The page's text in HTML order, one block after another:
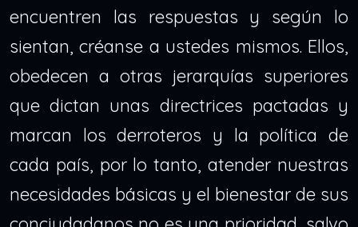
encuentren las respuestas y según lo
sientan, créanse a ustedes mismos. Ellos,
obedecen a otras jerarquías superiores
que dictan unas directrices pactadas y
marcan los derroteros y la política de
cada país, por lo tanto, atender nuestras
necesidades básicas y el bienestar de sus